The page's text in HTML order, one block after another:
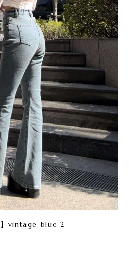
】vintage-blue 2